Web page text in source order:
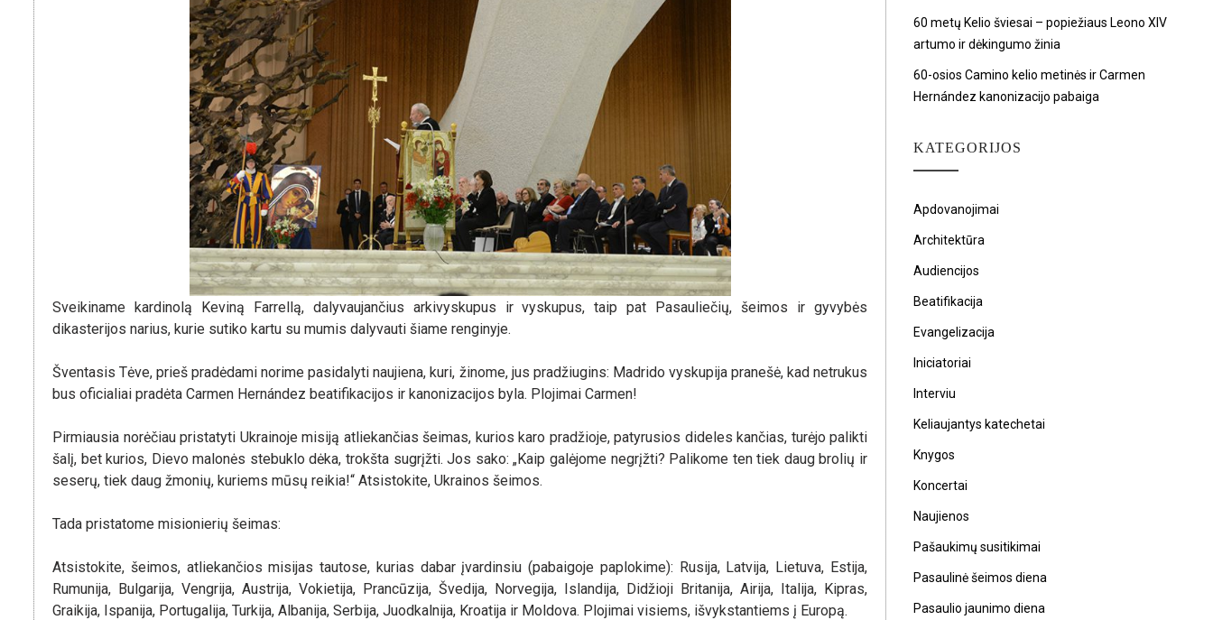
Sveikiname kardinolą Keviną Farrellą, dalyvaujančius arkivyskupus ir vyskupus, taip pat Pasauliečių, šeimos ir gyvybės
dikasterijos narius, kurie sutiko kartu su mumis dalyvauti šiame renginyje.
Šventasis Tėve, prieš pradėdami norime pasidalyti naujiena, kuri, žinome, jus pradžiugins: Madrido vyskupija pranešė, kad netrukus
bus oficialiai pradėta Carmen Hernández beatifikacijos ir kanonizacijos byla. Plojimai Carmen!
Pirmiausia norėčiau pristatyti Ukrainoje misiją atliekančias šeimas, kurios karo pradžioje, patyrusios dideles kančias, turėjo palikti
šalį, bet kurios, Dievo malonės stebuklo dėka, trokšta sugrįžti. Jos sako: „Kaip galėjome negrįžti? Palikome ten tiek daug brolių ir
seserų, tiek daug žmonių, kuriems mūsų reikia!“ Atsistokite, Ukrainos šeimos.
Tada pristatome misionierių šeimas:
Atsistokite, šeimos, atliekančios misijas tautose, kurias dabar įvardinsiu (pabaigoje paplokime): Rusija, Latvija, Lietuva, Estija,
Rumunija, Bulgarija, Vengrija, Austrija, Vokietija, Prancūzija, Švedija, Norvegija, Islandija, Didžioji Britanija, Airija, Italija, Kipras,
Graikija, Ispanija, Portugalija, Turkija, Albanija, Serbija, Juodkalnija, Kroatija ir Moldova. Plojimai visiems, išvykstantiems į Europą.
60 metų Kelio šviesai – popiežiaus Leono XIV
artumo ir dėkingumo žinia
60-osios Camino kelio metinės ir Carmen
Hernández kanonizacijo pabaiga
KATEGORIJOS
Apdovanojimai
Architektūra
Audiencijos
Beatifikacija
Evangelizacija
Iniciatoriai
Interviu
Keliaujantys katechetai
Knygos
Koncertai
Naujienos
Pašaukimų susitikimai
Pasaulinė šeimos diena
Pasaulio jaunimo diena